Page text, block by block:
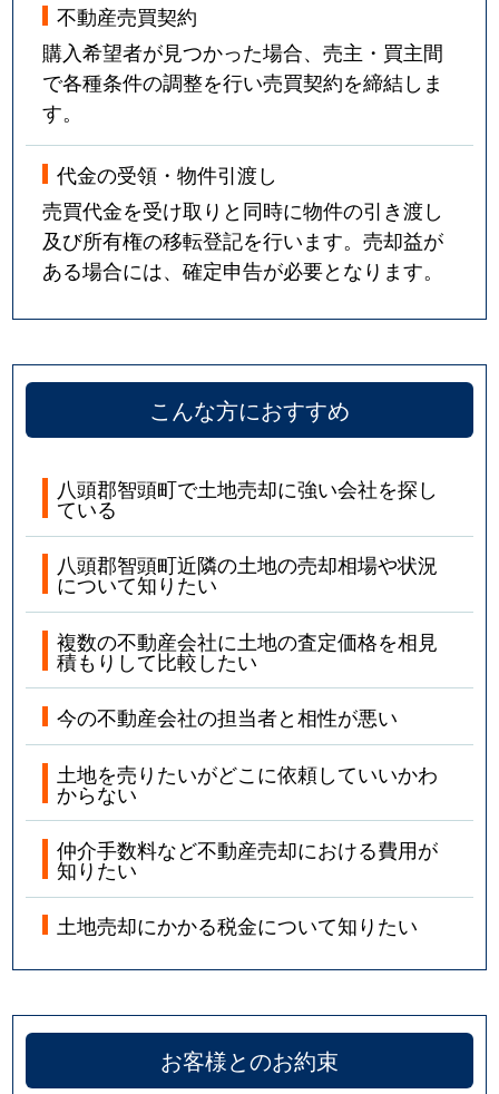
不動産売買契約
購入希望者が見つかった場合、売主・買主間
で各種条件の調整を行い売買契約を締結しま
す。
代金の受領・物件引渡し
売買代金を受け取りと同時に物件の引き渡し
及び所有権の移転登記を行います。売却益が
ある場合には、確定申告が必要となります。
こんな方におすすめ
八頭郡智頭町で土地売却に強い会社を探し
ている
八頭郡智頭町近隣の土地の売却相場や状況
について知りたい
複数の不動産会社に土地の査定価格を相見
積もりして比較したい
今の不動産会社の担当者と相性が悪い
土地を売りたいがどこに依頼していいかわ
からない
仲介手数料など不動産売却における費用が
知りたい
土地売却にかかる税金について知りたい
お客様とのお約束